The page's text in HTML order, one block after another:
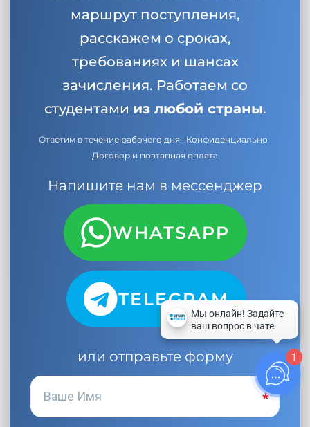
маршрут поступления,
расскажем о сроках,
требованиях и шансах
зачисления. Работаем со
студентами из любой страны.
Ответим в течение рабочего дня · Конфиденциально ·
Договор и поэтапная оплата
Напишите нам в мессенджер
WHATSAPP
TELEGRAM
или отправьте форму 1